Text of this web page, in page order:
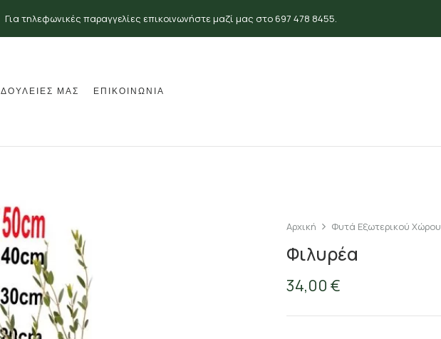
Για τηλεφωνικές παραγγελίες επικοινωνήστε μαζί μας στο 697 478 8455.
ΔΟΥΛΕΙΕΣ ΜΑΣ ΕΠΙΚΟΙΝΩΝΙΑ
Αρχική Φυτά Εξωτερικού Χώρου
Φιλυρέα
34,00 €